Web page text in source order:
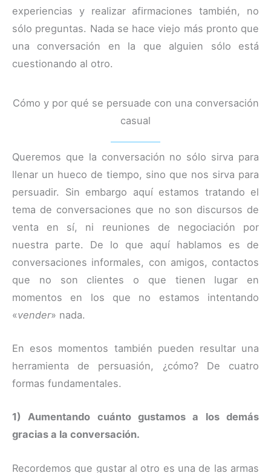
experiencias y realizar afirmaciones también, no
sólo preguntas. Nada se hace viejo más pronto que
una conversación en la que alguien sólo está
cuestionando al otro.
Cómo y por qué se persuade con una conversación
casual
Queremos que la conversación no sólo sirva para
llenar un hueco de tiempo, sino que nos sirva para
persuadir. Sin embargo aquí estamos tratando el
tema de conversaciones que no son discursos de
venta en sí, ni reuniones de negociación por
nuestra parte. De lo que aquí hablamos es de
conversaciones informales, con amigos, contactos
que no son clientes o que tienen lugar en
momentos en los que no estamos intentando
«vender» nada.
En esos momentos también pueden resultar una
herramienta de persuasión, ¿cómo? De cuatro
formas fundamentales.
1) Aumentando cuánto gustamos a los demás
gracias a la conversación.
Recordemos que gustar al otro es una de las armas